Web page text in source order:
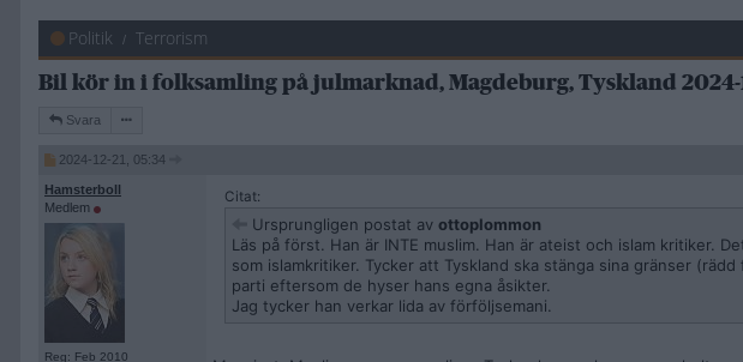
Politik Terrorism
Bil kör in i folksamling på julmarknad, Magdeburg, Tyskland 2024-
Svara
2024-12-21, 05:34
Hamsterboll
Medlem
Reg: Feb 2010
Citat:
Ursprungligen postat av ottoplommon
Läs på först. Han är INTE muslim. Han är ateist och islam kritiker.
som islamkritiker. Tycker att Tyskland ska stänga sina gränser
parti eftersom de hyser hans egna åsikter.
Jag tycker han verkar lida av förföljsemani.